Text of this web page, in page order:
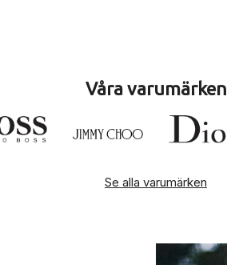
Våra varumärken
Se alla varumärken